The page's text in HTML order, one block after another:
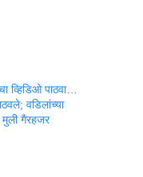
व्हिडिओ पाठवा…
वडिलांच्या
मुली गैरहजर